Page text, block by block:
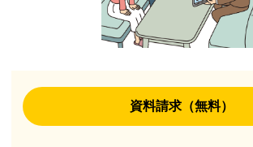
資料請求（無料）